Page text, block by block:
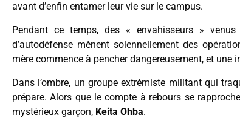
avant d’enfin entamer leur vie sur le campus.
Pendant ce temps, des « envahisseurs »
d’autodéfense mènent solennellement des
mère commence à pencher dangereusement, et une
Dans l’ombre, un groupe extrémiste militant qui
prépare. Alors que le compte à rebours se
mystérieux garçon, Keita Ohba.